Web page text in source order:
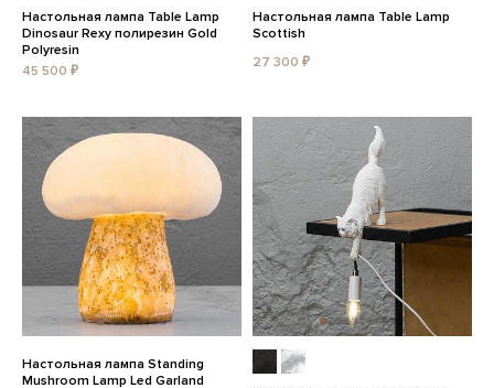
Настольная лампа Table Lamp
Dinosaur Rexy полирезин Gold
Polyresin
45 500 ₽
Настольная лампа Table Lamp
Scottish
27 300 ₽
Настольная лампа Standing
Mushroom Lamp Led Garland